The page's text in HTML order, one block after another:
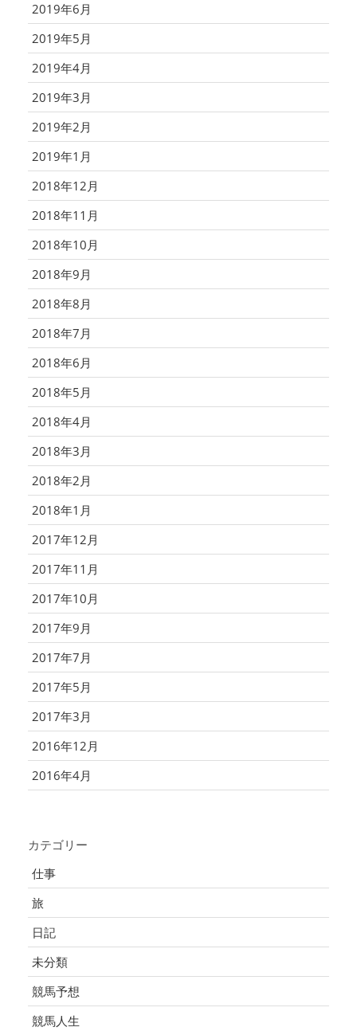
2019年6月
2019年5月
2019年4月
2019年3月
2019年2月
2019年1月
2018年12月
2018年11月
2018年10月
2018年9月
2018年8月
2018年7月
2018年6月
2018年5月
2018年4月
2018年3月
2018年2月
2018年1月
2017年12月
2017年11月
2017年10月
2017年9月
2017年7月
2017年5月
2017年3月
2016年12月
2016年4月
カテゴリー
仕事
旅
日記
未分類
競馬予想
競馬人生